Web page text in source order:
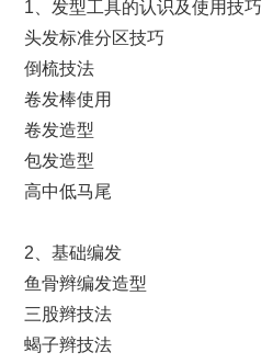
1、发型工具的认识及使用技巧
头发标准分区技巧
倒梳技法
卷发棒使用
卷发造型
包发造型
高中低马尾
2、基础编发
鱼骨辫编发造型
三股辫技法
蝎子辫技法